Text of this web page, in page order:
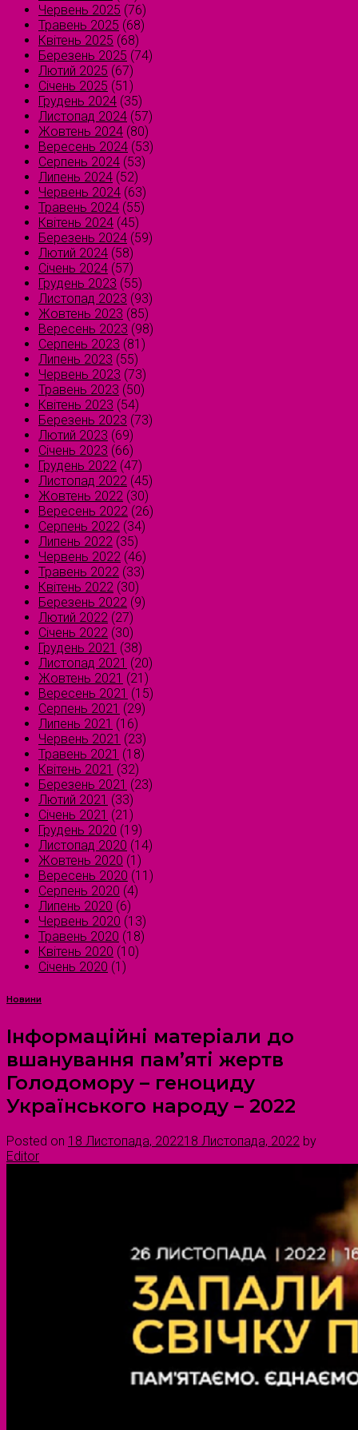
Червень 2025 (76)
Травень 2025 (68)
Квітень 2025 (68)
Березень 2025 (74)
Лютий 2025 (67)
Січень 2025 (51)
Грудень 2024 (35)
Листопад 2024 (57)
Жовтень 2024 (80)
Вересень 2024 (53)
Серпень 2024 (53)
Липень 2024 (52)
Червень 2024 (63)
Травень 2024 (55)
Квітень 2024 (45)
Березень 2024 (59)
Лютий 2024 (58)
Січень 2024 (57)
Грудень 2023 (55)
Листопад 2023 (93)
Жовтень 2023 (85)
Вересень 2023 (98)
Серпень 2023 (81)
Липень 2023 (55)
Червень 2023 (73)
Травень 2023 (50)
Квітень 2023 (54)
Березень 2023 (73)
Лютий 2023 (69)
Січень 2023 (66)
Грудень 2022 (47)
Листопад 2022 (45)
Жовтень 2022 (30)
Вересень 2022 (26)
Серпень 2022 (34)
Липень 2022 (35)
Червень 2022 (46)
Травень 2022 (33)
Квітень 2022 (30)
Березень 2022 (9)
Лютий 2022 (27)
Січень 2022 (30)
Грудень 2021 (38)
Листопад 2021 (20)
Жовтень 2021 (21)
Вересень 2021 (15)
Серпень 2021 (29)
Липень 2021 (16)
Червень 2021 (23)
Травень 2021 (18)
Квітень 2021 (32)
Березень 2021 (23)
Лютий 2021 (33)
Січень 2021 (21)
Грудень 2020 (19)
Листопад 2020 (14)
Жовтень 2020 (1)
Вересень 2020 (11)
Серпень 2020 (4)
Липень 2020 (6)
Червень 2020 (13)
Травень 2020 (18)
Квітень 2020 (10)
Січень 2020 (1)
Новини
Інформаційні матеріали до
вшанування пам’яті жертв
Голодомору – геноциду
Українського народу – 2022
Posted on 18 Листопада, 202218 Листопада, 2022 by
Editor